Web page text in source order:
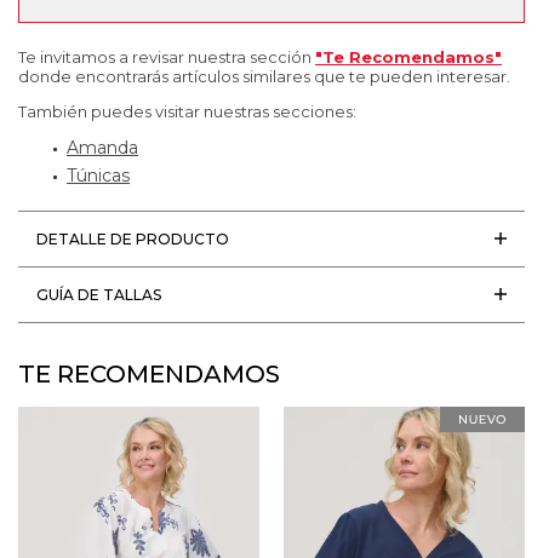
Te invitamos a revisar nuestra sección "Te Recomendamos"
donde encontrarás artículos similares que te pueden interesar.
También puedes visitar nuestras secciones:
Amanda
Túnicas
DETALLE DE PRODUCTO
GUÍA DE TALLAS
TE RECOMENDAMOS